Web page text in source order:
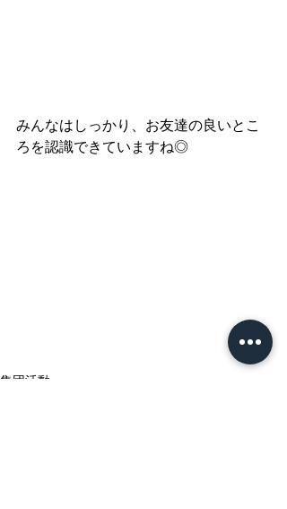
みんなはしっかり、お友達の良いとこ
ろを認識できていますね◎
集団活動